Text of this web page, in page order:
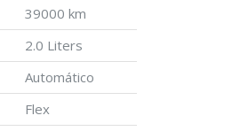
39000 km
2.0 Liters
Automático
Flex